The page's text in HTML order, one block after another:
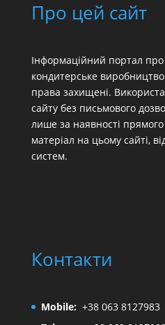
Про цей сайт
Інформаційний портал
кондитерське
права захищені.
сайту без письмового
лише за наявності
матеріал на цьому сайті,
систем.
Контакти
Mobile: +38 063 8127983